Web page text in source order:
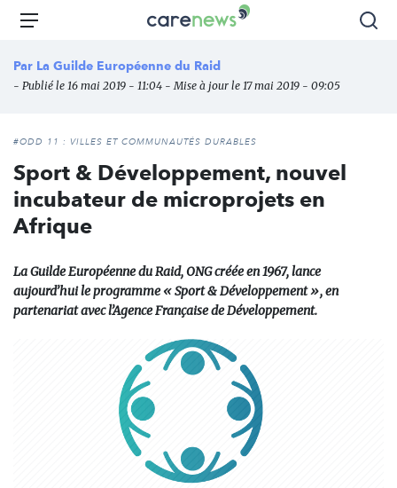
Aller
principal
Carenews,
média
des
l'engagement
Menu
Par La Guilde Européenne du Raid
- Publié le 16 mai 2019 - 11:04 - Mise à jour le 17 mai 2019 - 09:05
#ODD 11 : VILLES ET COMMUNAUTÉS DURABLES
Sport & Développement, nouvel
incubateur de microprojets en
Afrique
La Guilde Européenne du Raid, ONG créée en 1967, lance
aujourd’hui le programme « Sport & Développement », en
partenariat avec l’Agence Française de Développement.